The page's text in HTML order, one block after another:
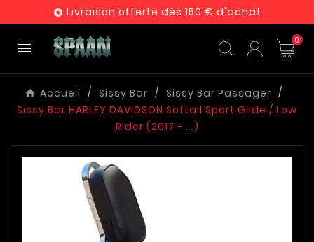
 Livraison offerte dès 150 € d'achat
 0
Accueil Sissy Bar
Sissy Bar Passager
Sissy Bar HARLEY DAVIDSON Softail Sport Glide / Low
Rider (2017 - ...)